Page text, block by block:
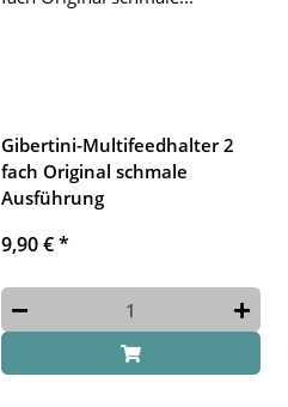
Gibertini-Multifeedhalter 2
fach Original schmale
Ausführung
9,90 €*